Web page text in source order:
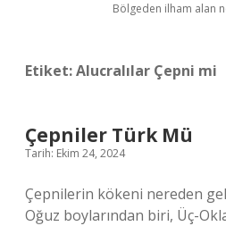
Bölgeden ilham alan
Etiket:Alucralılar Çepni mi
Çepniler Türk Mü
Tarih: Ekim 24, 2024
Çepnilerin kökeni nereden
Oğuz boylarından biri, Üç-